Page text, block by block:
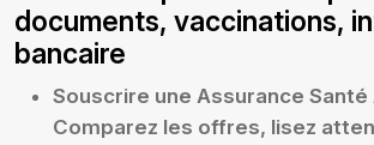
documents, vaccinations,
bancaire
Souscrire une Assurance Santé
Comparez les offres, lisez